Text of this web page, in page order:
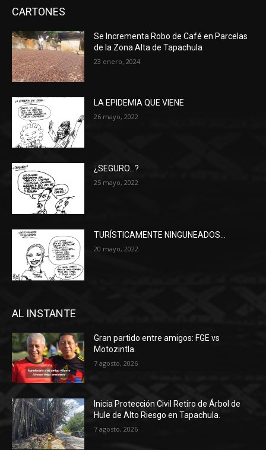
CARTONES
Se Incrementa Robo de Café en Parcelas
de la Zona Alta de Tapachula
23 enero, 2024
LA EPIDEMIA QUE VIENE
26 mayo, 2022
¿SEGURO…?
25 mayo, 2022
TURÍSTICAMENTE NINGUNEADOS…
20 mayo, 2022
AL INSTANTE
Gran partido entre amigos: FGE vs
Motozintla.
7 agosto, 2026
Inicia Protección Civil Retiro de Árbol de
Hule de Alto Riesgo en Tapachula.
7 agosto, 2026